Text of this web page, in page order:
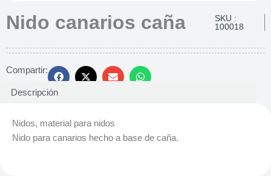
Nido canarios caña
SKU :
100018
Compartir:
Descripción
Nidos, material para nidos
Nido para canarios hecho a base de caña.